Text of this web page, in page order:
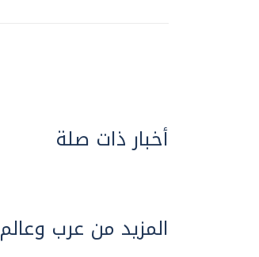
أخبار ذات صلة
المزيد من عرب وعالم